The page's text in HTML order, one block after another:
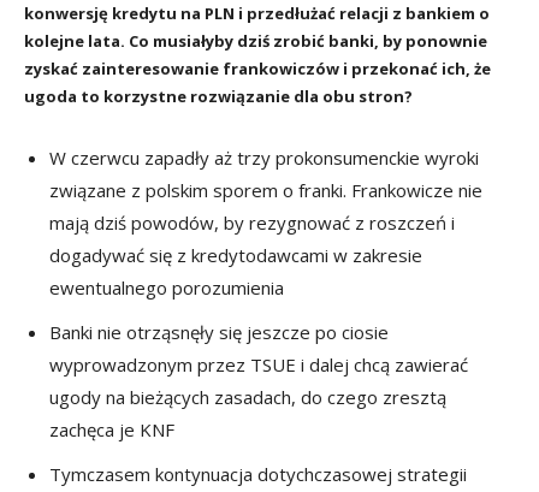
konwersję kredytu na PLN i przedłużać relacji z bankiem o
kolejne lata. Co musiałyby dziś zrobić banki, by ponownie
zyskać zainteresowanie frankowiczów i przekonać ich, że
ugoda to korzystne rozwiązanie dla obu stron?
W czerwcu zapadły aż trzy prokonsumenckie wyroki
związane z polskim sporem o franki. Frankowicze nie
mają dziś powodów, by rezygnować z roszczeń i
dogadywać się z kredytodawcami w zakresie
ewentualnego porozumienia
Banki nie otrząsnęły się jeszcze po ciosie
wyprowadzonym przez TSUE i dalej chcą zawierać
ugody na bieżących zasadach, do czego zresztą
zachęca je KNF
Tymczasem kontynuacja dotychczasowej strategii